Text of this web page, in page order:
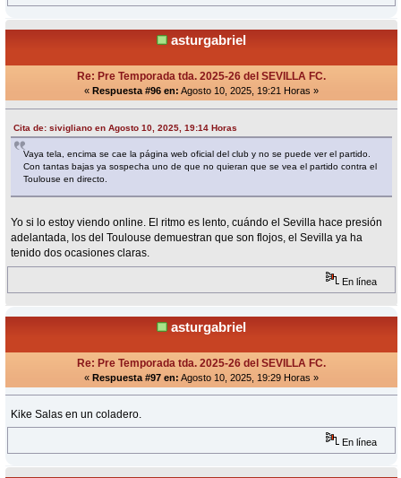
asturgabriel
Re: Pre Temporada tda. 2025-26 del SEVILLA FC.
« Respuesta #96 en: Agosto 10, 2025, 19:21 Horas »
Cita de: sivigliano en Agosto 10, 2025, 19:14 Horas
Vaya tela, encima se cae la página web oficial del club y no se puede ver el partido.
Con tantas bajas ya sospecha uno de que no quieran que se vea el partido contra el
Toulouse en directo.
Yo si lo estoy viendo online. El ritmo es lento, cuándo el Sevilla hace presión
adelantada, los del Toulouse demuestran que son flojos, el Sevilla ya ha
tenido dos ocasiones claras.
En línea
asturgabriel
Re: Pre Temporada tda. 2025-26 del SEVILLA FC.
« Respuesta #97 en: Agosto 10, 2025, 19:29 Horas »
Kike Salas en un coladero.
En línea